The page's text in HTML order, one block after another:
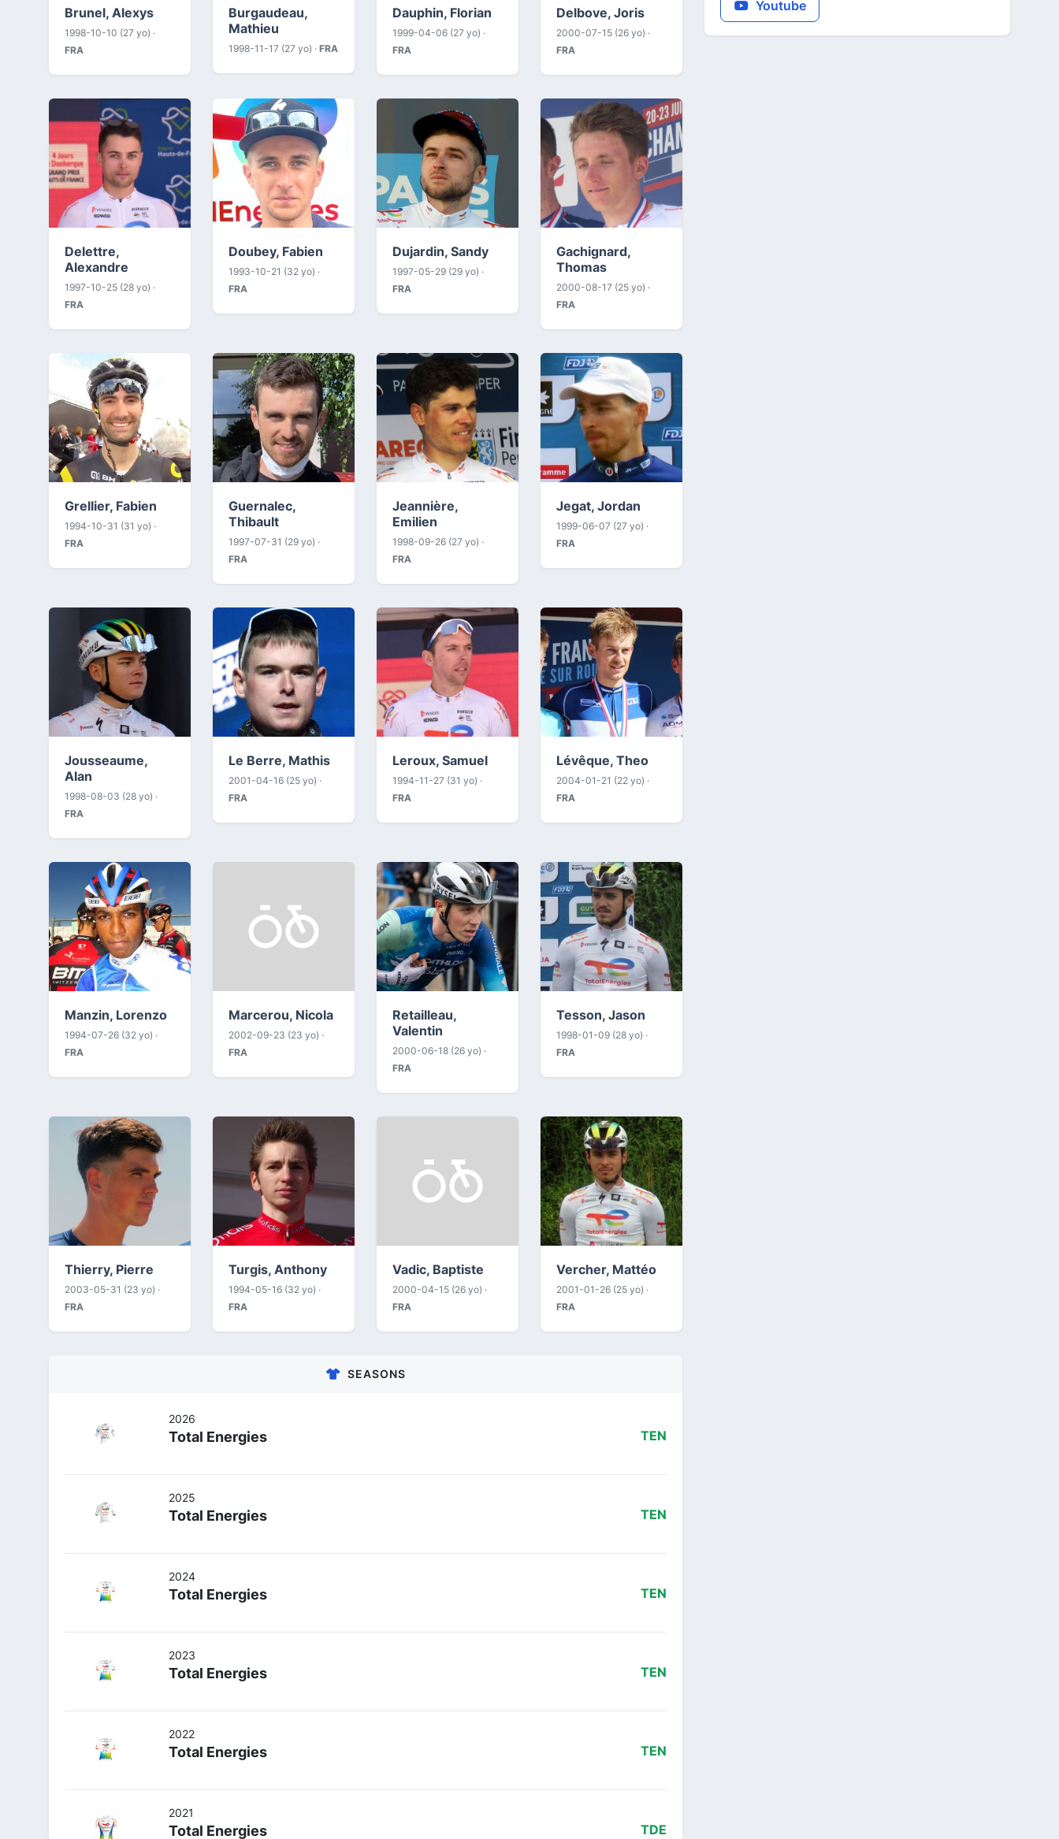
Brunel, Alexys
1998-10-10 (27 yo) ·
FRA
Burgaudeau,
Mathieu
1998-11-17 (27 yo) · FRA
Dauphin, Florian
1999-04-06 (27 yo) ·
FRA
Delbove, Joris
2000-07-15 (26 yo) ·
FRA
Delettre,
Alexandre
1997-10-25 (28 yo) ·
FRA
Doubey, Fabien
1993-10-21 (32 yo) ·
FRA
Dujardin, Sandy
1997-05-29 (29 yo) ·
FRA
Gachignard,
Thomas
2000-08-17 (25 yo) ·
FRA
Grellier, Fabien
1994-10-31 (31 yo) ·
FRA
Guernalec,
Thibault
1997-07-31 (29 yo) ·
FRA
Jeannière,
Emilien
1998-09-26 (27 yo) ·
FRA
Jegat, Jordan
1999-06-07 (27 yo) ·
FRA
Jousseaume,
Alan
1998-08-03 (28 yo) ·
FRA
Le Berre, Mathis
2001-04-16 (25 yo) ·
FRA
Leroux, Samuel
1994-11-27 (31 yo) ·
FRA
Lévêque, Theo
2004-01-21 (22 yo) ·
FRA
Manzin, Lorenzo
1994-07-26 (32 yo) ·
FRA
Marcerou, Nicola
2002-09-23 (23 yo) ·
FRA
Retailleau,
Valentin
2000-06-18 (26 yo) ·
FRA
Tesson, Jason
1998-01-09 (28 yo) ·
FRA
Thierry, Pierre
2003-05-31 (23 yo) ·
FRA
Turgis, Anthony
1994-05-16 (32 yo) ·
FRA
Vadic, Baptiste
2000-04-15 (26 yo) ·
FRA
Vercher, Mattéo
2001-01-26 (25 yo) ·
FRA
SEASONS
2026
Total Energies TEN
2025
Total Energies TEN
2024
Total Energies TEN
2023
Total Energies TEN
2022
Total Energies TEN
2021
Total Energies TDE
Youtube